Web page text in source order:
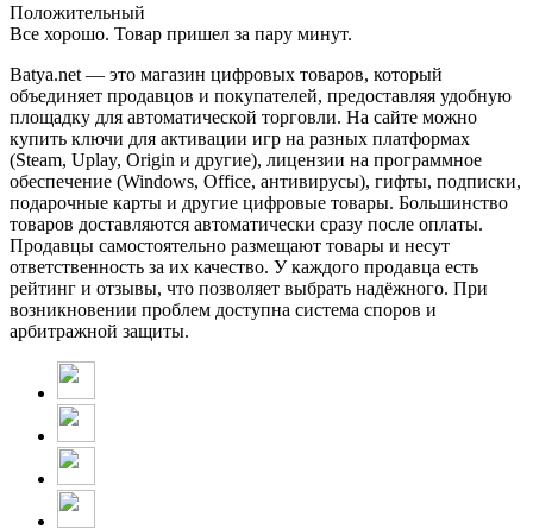
Положительный
Все хорошо. Товар пришел за пару минут.
Batya.net — это магазин цифровых товаров, который
объединяет продавцов и покупателей, предоставляя удобную
площадку для автоматической торговли. На сайте можно
купить ключи для активации игр на разных платформах
(Steam, Uplay, Origin и другие), лицензии на программное
обеспечение (Windows, Office, антивирусы), гифты, подписки,
подарочные карты и другие цифровые товары. Большинство
товаров доставляются автоматически сразу после оплаты.
Продавцы самостоятельно размещают товары и несут
ответственность за их качество. У каждого продавца есть
рейтинг и отзывы, что позволяет выбрать надёжного. При
возникновении проблем доступна система споров и
арбитражной защиты.